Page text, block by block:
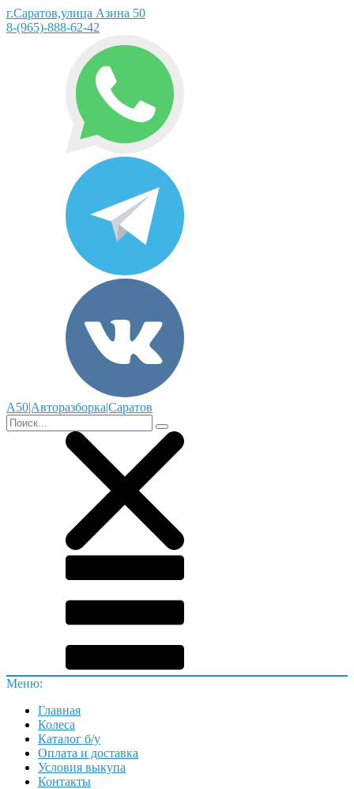
г.Саратов,улица Азина 50
8-(965)-888-62-42
А50|Авторазборка|Саратов
Меню:
Главная
Колеса
Каталог б/у
Оплата и доставка
Условия выкупа
Контакты